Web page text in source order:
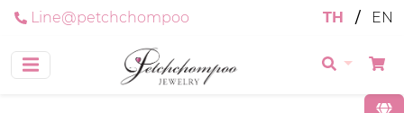
Line@petchchompoo TH / EN